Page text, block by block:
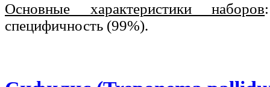
Основные характеристики наборов
специфичность (99%).